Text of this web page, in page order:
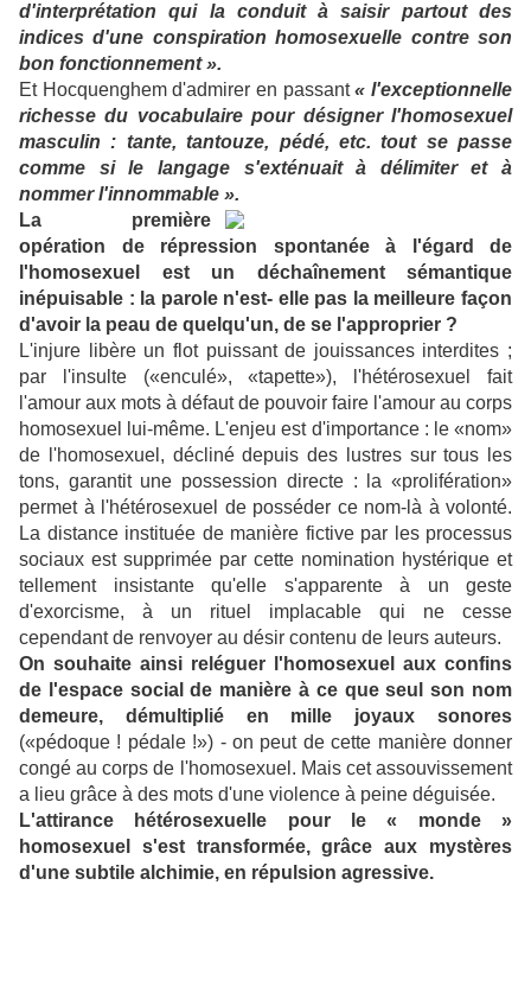
d'interprétation qui la conduit à saisir partout des
indices d'une conspiration homosexuelle contre son
bon fonctionnement ».
Et Hocquenghem d'admirer en passant« l'exceptionnelle
richesse du vocabulaire pour désigner l'homosexuel
masculin : tante, tantouze, pédé, etc. tout se passe
comme si le langage s'exténuait à délimiter et à
nommer l'innommable ».
La première
opération de répression spontanée à l'égard de
l'homosexuel est un déchaînement sémantique
inépuisable : la parole n'est- elle pas la meilleure façon
d'avoir la peau de quelqu'un, de se l'approprier ?
L'injure libère un flot puissant de jouissances interdites ;
par l'insulte («enculé», «tapette»), l'hétérosexuel fait
l'amour aux mots à défaut de pouvoir faire l'amour au corps
homosexuel lui-même. L'enjeu est d'importance : le «nom»
de l'homosexuel, décliné depuis des lustres sur tous les
tons, garantit une possession directe : la «prolifération»
permet à l'hétérosexuel de posséder ce nom-là à volonté.
La distance instituée de manière fictive par les processus
sociaux est supprimée par cette nomination hystérique et
tellement insistante qu'elle s'apparente à un geste
d'exorcisme, à un rituel implacable qui ne cesse
cependant de renvoyer au désir contenu de leurs auteurs.
On souhaite ainsi reléguer l'homosexuel aux confins
de l'espace social de manière à ce que seul son nom
demeure, démultiplié en mille joyaux sonores
(«pédoque ! pédale !») - on peut de cette manière donner
congé au corps de l'homosexuel. Mais cet assouvissement
a lieu grâce à des mots d'une violence à peine déguisée.
L'attirance hétérosexuelle pour le « monde »
homosexuel s'est transformée, grâce aux mystères
d'une subtile alchimie, en répulsion agressive.